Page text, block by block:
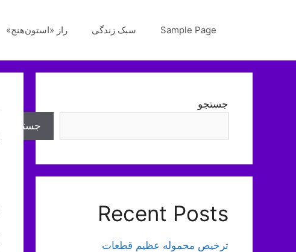
Sample Page سبک زندگی راز «استون‌هنج»
جستجو
جستجو
Recent Posts
ترخیص محموله عظیم قطعات